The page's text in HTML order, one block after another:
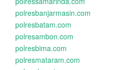
polresbanjarmasin.com
polresbatam.com
polresambon.com
polresbima.com
polresmataram.com